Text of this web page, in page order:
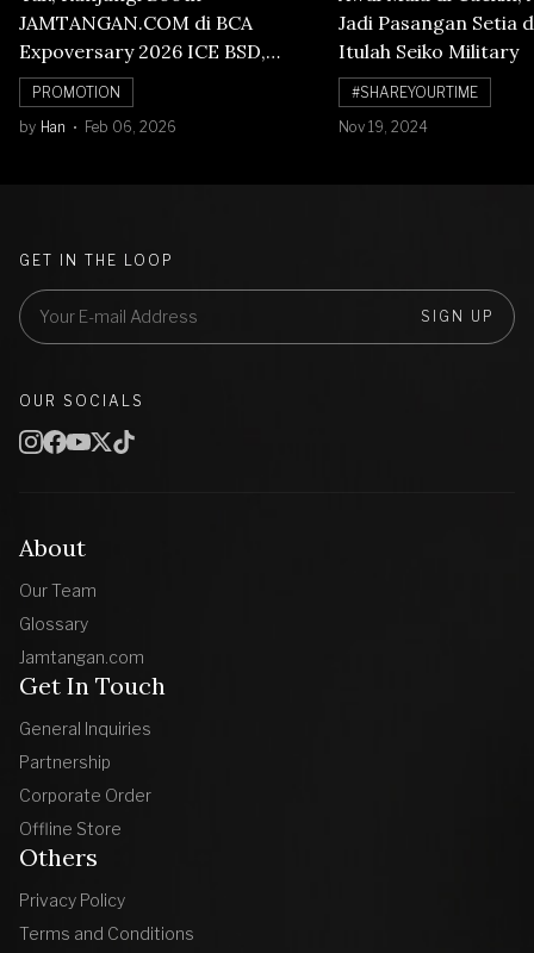
JAMTANGAN.COM di BCA
Expoversary 2026 ICE BSD,
Banyak Diskon Jam Tangan,
Cuma Sampai 8 Februari!
PROMOTION
by Han Feb 06, 2026
Jadi Pasangan Setia
Itulah Seiko Military
#SHAREYOURTIME
Nov 19, 2024
About
Our Team
Glossary
Jamtangan.com
Get In Touch
General Inquiries
Partnership
Corporate Order
Offline Store
Others
Privacy Policy
Terms and Conditions
GET IN THE LOOP
SIGN UP
OUR SOCIALS